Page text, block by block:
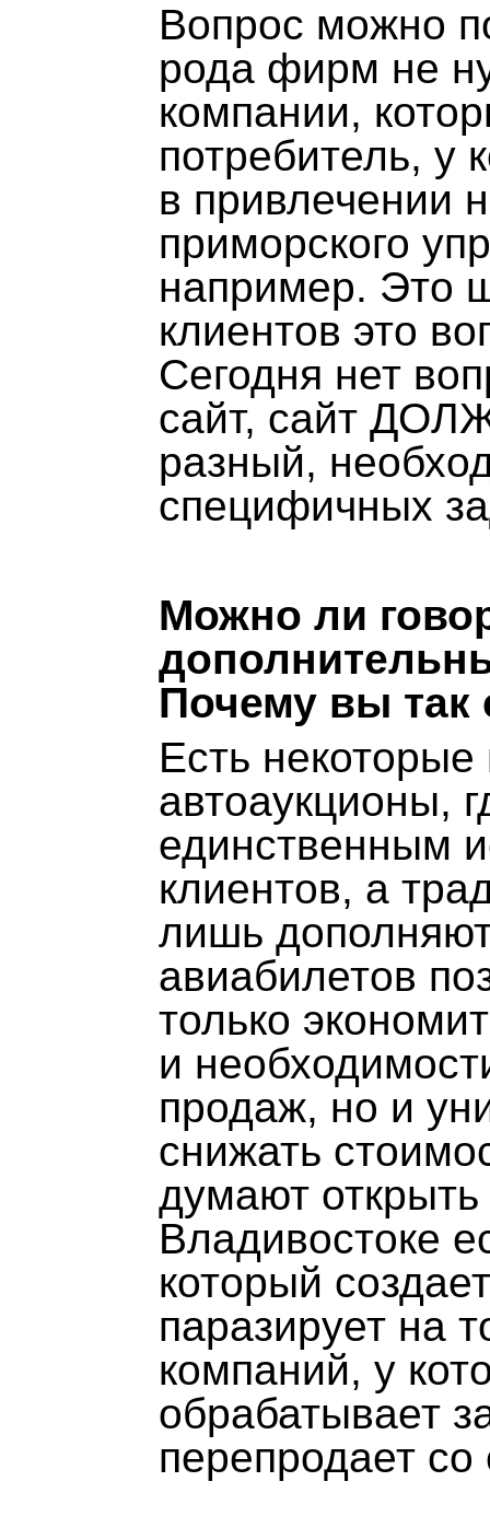
Вопрос можно
рода фирм не
компании,
потребитель, у
в привлечении
приморского
например. Это
клиентов это
Сегодня нет
сайт, сайт
разный,
специфичных
Можно ли
Почему вы так
Есть
автоаукционы,
единственным
клиентов, а
лишь
авиабилетов
только
и
продаж, но и
снижать
думают открыть
Владивостоке
который
паразирует на
компаний, у
обрабатывает
перепродает